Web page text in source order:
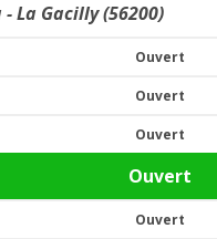
La Gacilly (56200)
Ouvert
Ouvert
Ouvert
Ouvert
Ouvert